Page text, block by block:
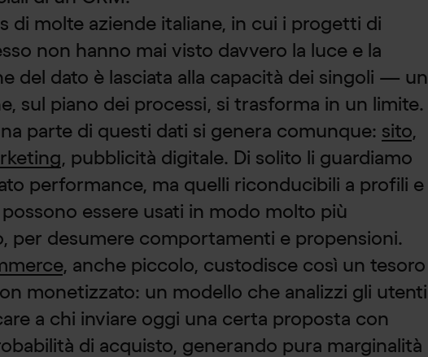
di molte aziende italiane, in cui i progetti di
non hanno mai visto davvero la luce e la
del dato è lasciata alla capacità dei singoli — un
sul piano dei processi, si trasforma in un limite.
parte di questi dati si genera comunque: sito,
, pubblicità digitale. Di solito li guardiamo
performance, ma quelli riconducibili a profili e
essere usati in modo molto più
per desumere comportamenti e propensioni.
, anche piccolo, custodisce così un tesoro
monetizzato: un modello che analizzi gli utenti
a chi inviare oggi una certa proposta con
di acquisto, generando pura marginalità